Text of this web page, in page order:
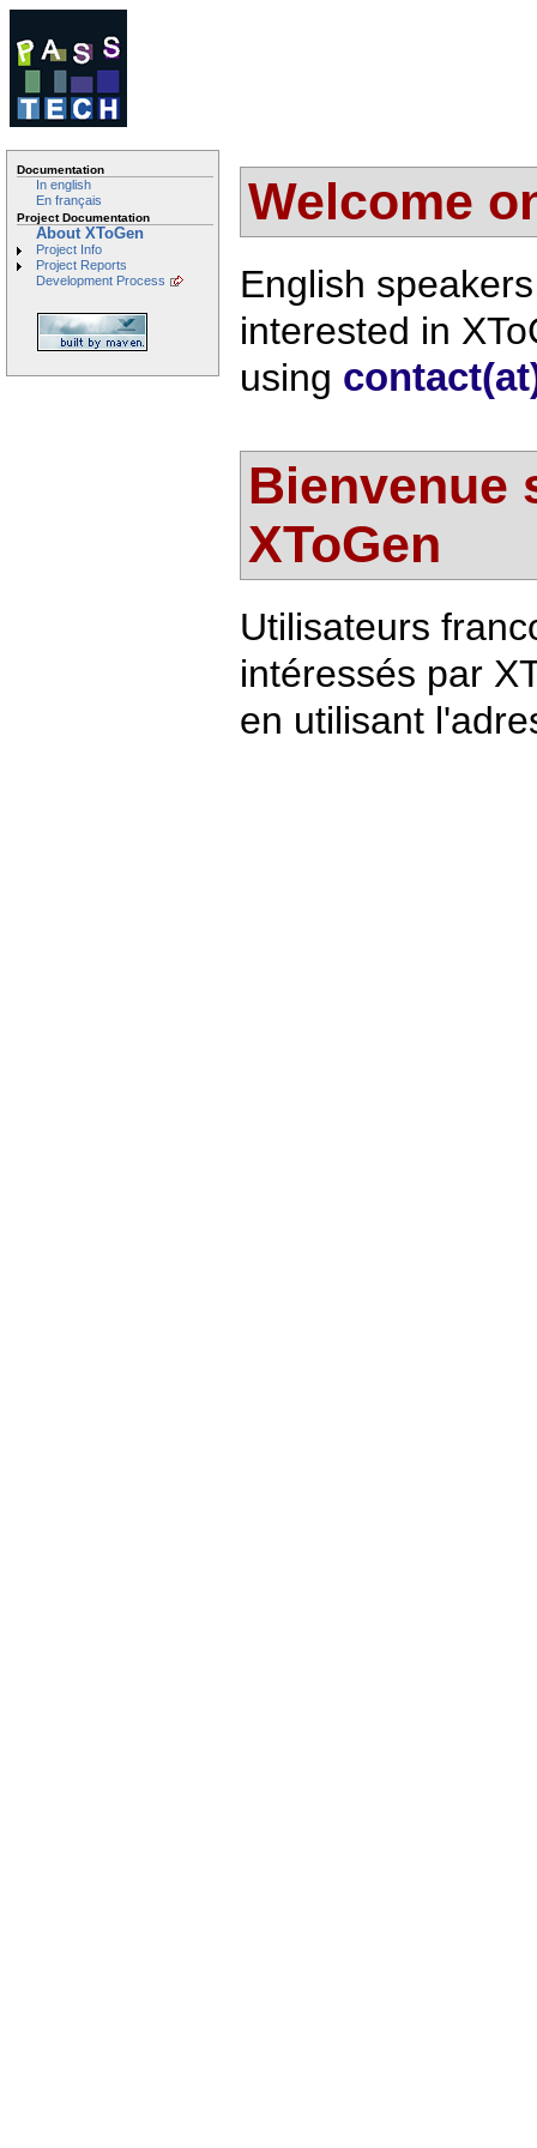
Documentation
In english
En français
Project Documentation
About XToGen
Project Info
Project Reports
Development Process
Welcome
English
interested in
using
Bienvenue
XToGen
Utilisateurs
intéressés par
en utilisant